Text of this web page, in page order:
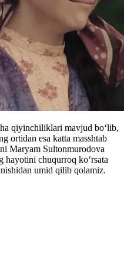
qiyinchiliklari mavjud boʻlib,
ortidan esa katta masshtab
Maryam Sultonmurodova
chuqurroq koʻrsata
umid qilib qolamiz.